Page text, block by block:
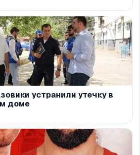
устранили утечку в
доме